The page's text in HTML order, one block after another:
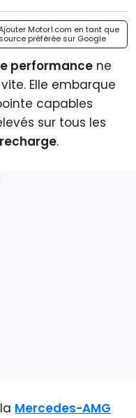
Motor1.com en tant que
source préférée sur Google
performance ne
Elle embarque
capables
sur tous les
recharge.
Mercedes-AMG